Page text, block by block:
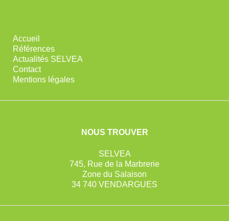
Accueil
Références
Actualités SELVEA
Contact
Mentions légales
NOUS TROUVER
SELVEA
745, Rue de la Marbrerie
Zone du Salaison
34 740 VENDARGUES